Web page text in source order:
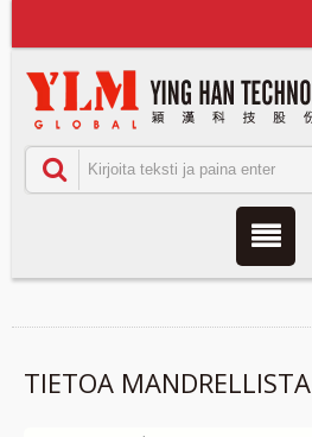
TIETOA MANDRELLISTA